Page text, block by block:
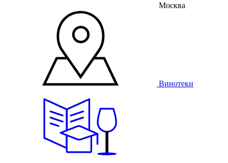
Москва
Винотеки